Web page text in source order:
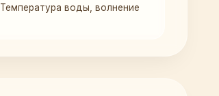
Температура воды, волнение